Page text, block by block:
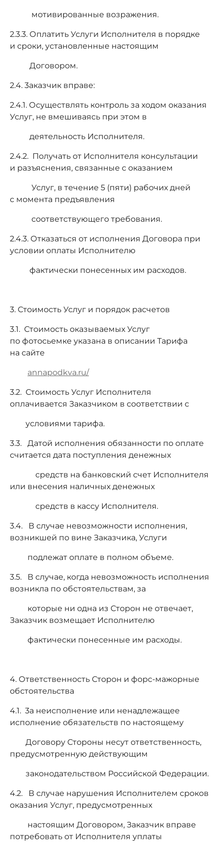
мотивированные возражения.
2.3.3. Оплатить Услуги Исполнителя в порядке
и сроки, установленные настоящим
Договором.
2.4. 3аказчик вправе:
2.4.1. Осуществлять контроль за ходом оказания
Услуг, не вмешиваясь при этом в
деятельность Исполнителя.
2.4.2. Получать от Исполнителя консультации
и разъяснения, связанные с оказанием
Услуг, в течение 5 (пяти) рабочих дней
с момента предъявления
соответствующего требования.
2.4.3. Отказаться от исполнения Договора при
условии оплаты Исполнителю
фактически понесенных им расходов.
3. Стоимость Услуг и порядок расчетов
3.1. Стоимость оказываемых Услуг
по фотосьемке указана в описании Тарифа
на сайте
annapodkva.ru/
3.2. Стоимость Услуг Исполнителя
оплачивается Заказчиком в соответствии с
условиями тарифа.
3.3. Датой исполнения обязанности по оплате
считается дата поступления денежных
средств на банковский счет Исполнителя
или внесения наличных денежных
средств в кассу Исполнителя.
3.4. В случае невозможности исполнения,
возникшей по вине Заказчика, Услуги
подлежат оплате в полном объеме.
3.5. В случае, когда невозможность исполнения
возникла по обстоятельствам, за
которые ни одна из Сторон не отвечает,
Заказчик возмещает Исполнителю
фактически понесенные им расходы.
4. Ответственность Сторон и форс-мажорные
обстоятельства
4.1. 3а неисполнение или ненадлежащее
исполнение обязательств по настоящему
Договору Стороны несут ответственность,
предусмотренную действующим
законодательством Российской Федерации.
4.2. В случае нарушения Исполнителем сроков
оказания Услуг, предусмотренных
настоящим Договором, Заказчик вправе
потребовать от Исполнителя уплаты